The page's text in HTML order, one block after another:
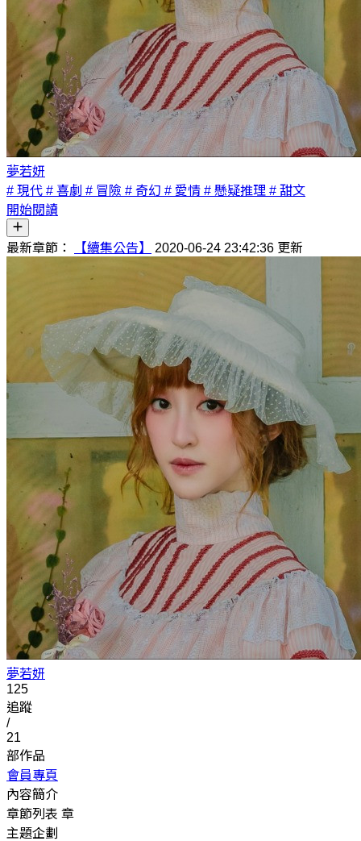
夢若妍
# 現代 # 喜劇 # 冒險 # 奇幻 # 愛情 # 懸疑推理 # 甜文
開始閱讀
最新章節： 【續集公告】 2020-06-24 23:42:36 更新
夢若妍
125
追蹤
/
21
部作品
會員專頁
內容簡介
章節列表 章
主題企劃